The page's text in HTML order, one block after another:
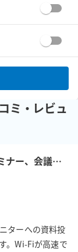
ミ・レビュ
駅直結！横浜駅徒歩30秒｜最大15名｜セミナー、会議の利用に最適！エキニア横浜｜5階ハマポート「パプリカ」
ターへの資料投
。Wi-Fiが高速で